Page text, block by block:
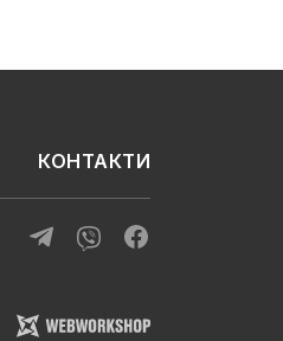
КОНТАКТИ